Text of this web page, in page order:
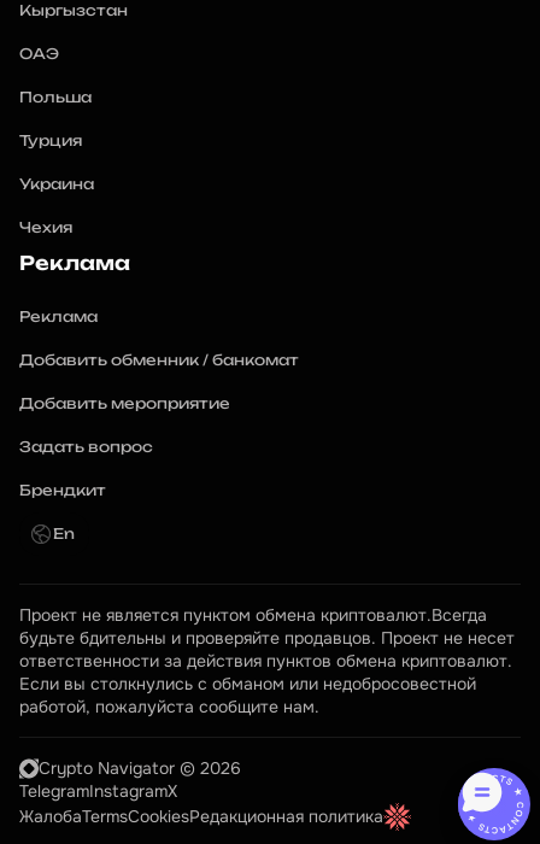
Кыргызстан
ОАЭ
Польша
Турция
Украина
Чехия
Реклама
Реклама
Добавить обменник / банкомат
Добавить мероприятие
Задать вопрос
Брендкит
En
Проект не является пунктом обмена криптовалют.Всегда
будьте бдительны и проверяйте продавцов. Проект не несет
ответственности за действия пунктов обмена криптовалют.
Если вы столкнулись с обманом или недобросовестной
работой, пожалуйста сообщите нам.
Crypto Navigator © 2026
TelegramInstagramX
ЖалобаTermsCookiesРедакционная политика CONTACTS ★ CONTACTS ★